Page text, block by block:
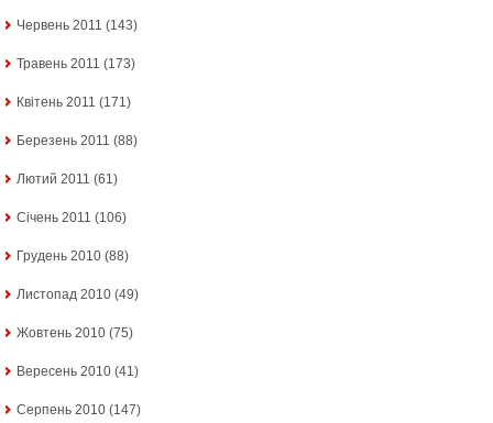
Червень 2011 (143)
Травень 2011 (173)
Квітень 2011 (171)
Березень 2011 (88)
Лютий 2011 (61)
Січень 2011 (106)
Грудень 2010 (88)
Листопад 2010 (49)
Жовтень 2010 (75)
Вересень 2010 (41)
Серпень 2010 (147)